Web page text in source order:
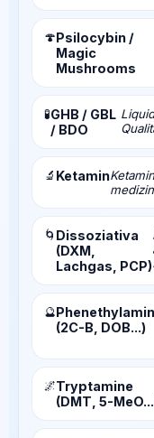
🍄Psilocybin /
Magic
Mushrooms
🧪GHB / GBL
/ BDO
🔬 Ketamin
🌀 Dissoziativa
(DXM,
Lachgas, PCP)
🔮
(2C-B, DOB...)
🌌Tryptamine
(DMT, 5-